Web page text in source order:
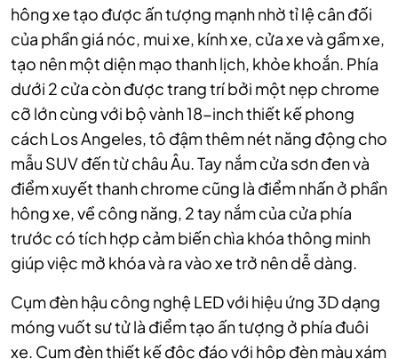
hông xe tạo được ấn tượng mạnh nhờ tỉ lệ cân đối
của phần giá nóc, mui xe, kính xe, cửa xe và gầm xe,
tạo nên một diện mạo thanh lịch, khỏe khoắn. Phía
dưới 2 cửa còn được trang trí bởi một nẹp chrome
cỡ lớn cùng với bộ vành 18-inch thiết kế phong
cách Los Angeles, tô đậm thêm nét năng động cho
mẫu SUV đến từ châu Âu. Tay nắm cửa sơn đen và
điểm xuyết thanh chrome cũng là điểm nhấn ở phần
hông xe, về công năng, 2 tay nắm của cửa phía
trước có tích hợp cảm biến chìa khóa thông minh
giúp việc mở khóa và ra vào xe trở nên dễ dàng.
Cụm đèn hậu công nghệ LED với hiệu ứng 3D dạng
móng vuốt sư tử là điểm tạo ấn tượng ở phía đuôi
xe. Cụm đèn thiết kế độc đáo với hộp đèn màu xám